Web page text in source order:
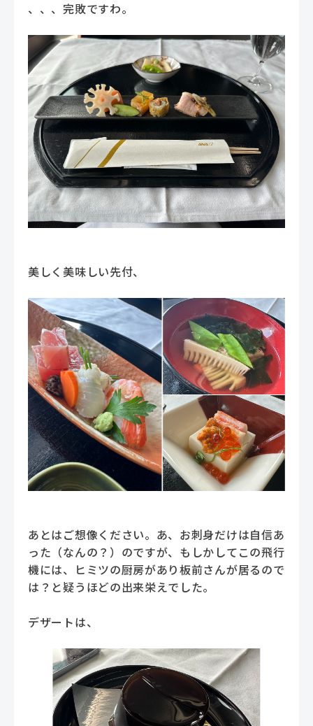
、、、完敗ですわ。
美しく美味しい先付、
あとはご想像ください。あ、お刺身だけは自信あ
った（なんの？）のですが、もしかしてこの飛行
機には、ヒミツの厨房があり板前さんが居るので
は？と疑うほどの出来栄えでした。
デザートは、